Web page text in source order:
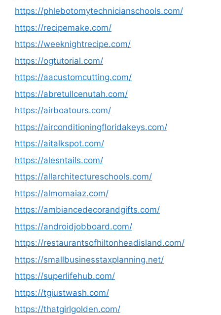
https://phlebotomytechnicianschools.com/
https://recipemake.com/
https://weeknightrecipe.com/
https://ogtutorial.com/
https://aacustomcutting.com/
https://abretullcenutah.com/
https://airboatours.com/
https://airconditioningfloridakeys.com/
https://aitalkspot.com/
https://alesntails.com/
https://allarchitectureschools.com/
https://almomaiaz.com/
https://ambiancedecorandgifts.com/
https://androidjobboard.com/
https://restaurantsofhiltonheadisland.com/
https://smallbusinesstaxplanning.net/
https://superlifehub.com/
https://tgjustwash.com/
https://thatgirlgolden.com/